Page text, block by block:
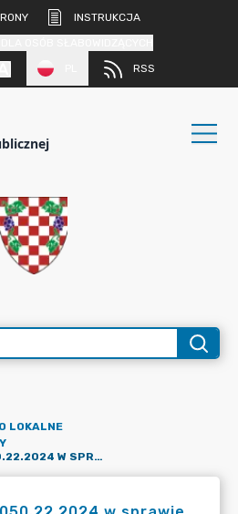
INSTRUKCJA
RSS
LOKALNE
ZARZĄDZENIE NR 0050.22.2024 W SPRAWIE ZMIAN W BUDŻECIE GMINY MŚCIWOJÓW NA ROK 2024 - 5 LIPCA 2024 R.